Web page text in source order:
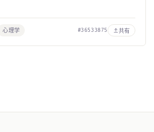
心理学 #36533875 共有